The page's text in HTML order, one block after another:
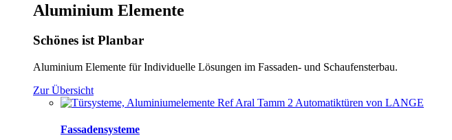
Aluminium Elemente
Schönes ist Planbar
Aluminium Elemente für Individuelle Lösungen im Fassaden- und Schaufensterbau.
Zur Übersicht
Fassadensysteme